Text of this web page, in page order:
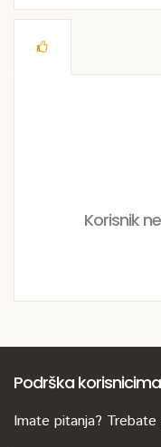
Korisnik
Podrška korisnicima
Imate pitanja? Trebate